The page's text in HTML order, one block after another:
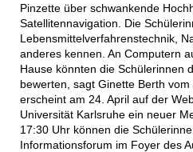
Pinzette über schwankende
Satellitennavigation. Die
Lebensmittelverfahrenstechnik,
anderes kennen. An Computern
Hause könnten die Schülerinnen
bewerten, sagt Ginette Berth
erscheint am 24. April auf der
Universität Karlsruhe ein neuer
17:30 Uhr können die
Informationsforum im Foyer des